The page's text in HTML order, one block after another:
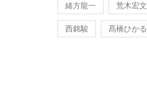
緒方龍一 荒木宏文
西銘駿 髙橋ひかる